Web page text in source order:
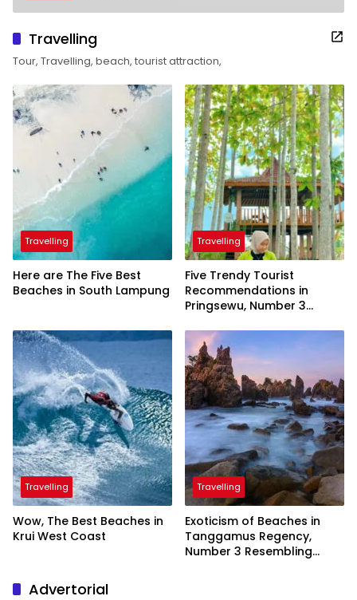
Travelling
Tour, Travelling, beach, tourist attraction,
Travelling
Here are The Five Best
Beaches in South Lampung
Travelling
Five Trendy Tourist
Recommendations in
Pringsewu, Number 3
President
Travelling
Wow, The Best Beaches in
Krui West Coast
Travelling
Exoticism of Beaches in
Tanggamus Regency,
Number 3 Resembling
Advertorial